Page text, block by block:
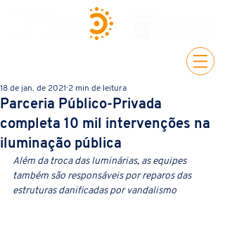
Parceria Público-Privada
completa 10 mil intervenções na
iluminação pública
18 de jan. de 2021 2 min de leitura
Além da troca das luminárias, as equipes
também são responsáveis por reparos das
estruturas danificadas por vandalismo